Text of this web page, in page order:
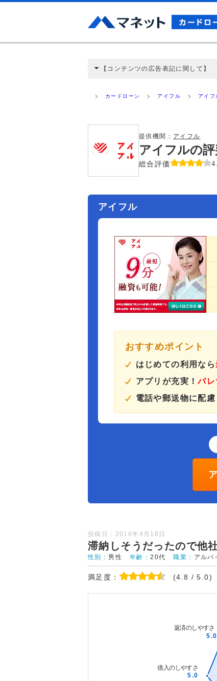
【コンテンツの広告表記に関して】
ミ収集などに基づき、公平性を担保し
カードローン アイフル アイフ
提供機関： アイフル
アイフルの
総合評価
アイフル
おすすめポイント
はじめての利用なら
アプリが充実！バレ
電話や郵送物に配慮
投稿日：2016年4月18日
滞納しそうだったので他
性別： 男性 年齢：20代 職業： アルバ
満足度： (4.8 / 5.0)